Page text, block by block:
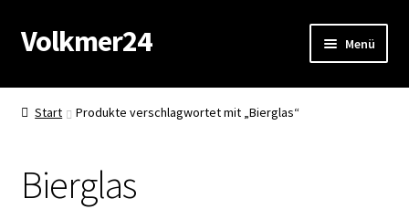
Zur
Navigation
Zum
Inhalt
Volkmer24 Menü
Start
Impressum
Start Produkte verschlagwortet mit „Bierglas“
Bierglas